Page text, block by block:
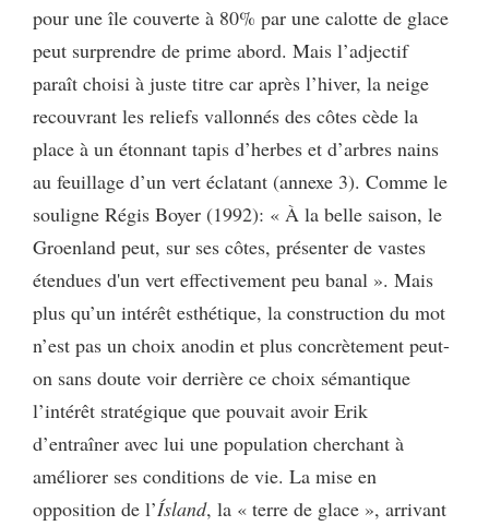
pour une île couverte à 80% par une calotte de glace
peut surprendre de prime abord. Mais l’adjectif
paraît choisi à juste titre car après l’hiver, la neige
recouvrant les reliefs vallonnés des côtes cède la
place à un étonnant tapis d’herbes et d’arbres nains
au feuillage d’un vert éclatant (annexe 3). Comme le
souligne Régis Boyer (1992): « À la belle saison, le
Groenland peut, sur ses côtes, présenter de vastes
étendues d'un vert effectivement peu banal ». Mais
plus qu’un intérêt esthétique, la construction du mot
n’est pas un choix anodin et plus concrètement peut-
on sans doute voir derrière ce choix sémantique
l’intérêt stratégique que pouvait avoir Erik
d’entraîner avec lui une population cherchant à
améliorer ses conditions de vie. La mise en
opposition de l’Ísland, la « terre de glace », arrivant